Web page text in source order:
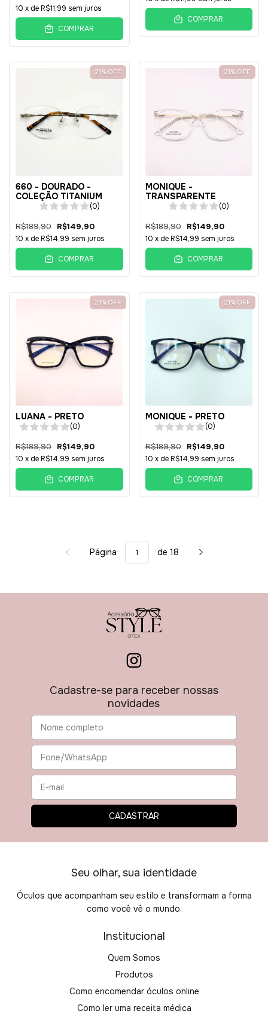
10 x deR$11,99 sem juros
COMPRAR
COMPRAR
21% OFF
660 - DOURADO -
COLEÇÃO TITANIUM
(0)
R$189,90 R$149,90
10 x deR$14,99 sem juros
COMPRAR
21% OFF
MONIQUE -
TRANSPARENTE
(0)
R$189,90 R$149,90
10 x deR$14,99 sem juros
COMPRAR
21% OFF
LUANA - PRETO
(0)
R$189,90 R$149,90
10 x deR$14,99 sem juros
COMPRAR
21% OFF
MONIQUE - PRETO
(0)
R$189,90 R$149,90
10 x deR$14,99 sem juros
COMPRAR
Página de 18
Cadastre-se para receber nossas
novidades
Seu olhar, sua identidade
Óculos que acompanham seu estilo e transformam a forma
como você vê o mundo.
Institucional
Quem Somos
Produtos
Como encomendar óculos online
Como ler uma receita médica